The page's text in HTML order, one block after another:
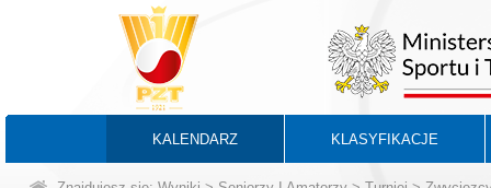
KALENDARZ KLASYFIKACJE